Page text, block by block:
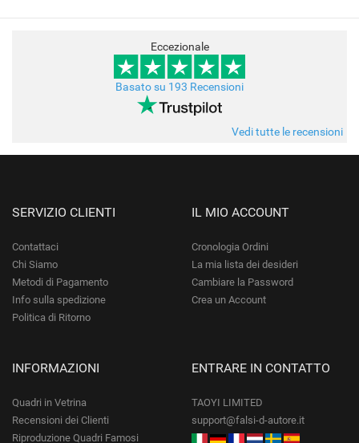
Eccezionale
Basato su 193 Recensioni
Vedi tutte le recensioni
SERVIZIO CLIENTI
Contattaci
Chi Siamo
Metodi di Pagamento
Info sulla spedizione
Politica di Ritorno
IL MIO ACCOUNT
Cronologia Ordini
La mia lista dei desideri
Cambiare la Password
Crea un Account
INFORMAZIONI
Quadri in Vetrina
Recensioni dei Clienti
Riproduzione Quadri Famosi
ENTRARE IN CONTATTO
TAOYI LIMITED
support@falsi-d-autore.it